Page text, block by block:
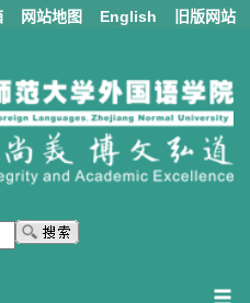
网站地图 English 旧版网站